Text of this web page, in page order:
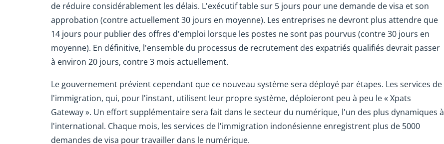
de réduire considérablement les délais. L'exécutif table sur 5 jours pour une demande de visa et son
approbation (contre actuellement 30 jours en moyenne). Les entreprises ne devront plus attendre que
14 jours pour publier des offres d'emploi lorsque les postes ne sont pas pourvus (contre 30 jours en
moyenne). En définitive, l'ensemble du processus de recrutement des expatriés qualifiés devrait passer
à environ 20 jours, contre 3 mois actuellement.
Le gouvernement prévient cependant que ce nouveau système sera déployé par étapes. Les services de
l'immigration, qui, pour l'instant, utilisent leur propre système, déploieront peu à peu le « Xpats
Gateway ». Un effort supplémentaire sera fait dans le secteur du numérique, l'un des plus dynamiques à
l'international. Chaque mois, les services de l'immigration indonésienne enregistrent plus de 5000
demandes de visa pour travailler dans le numérique.